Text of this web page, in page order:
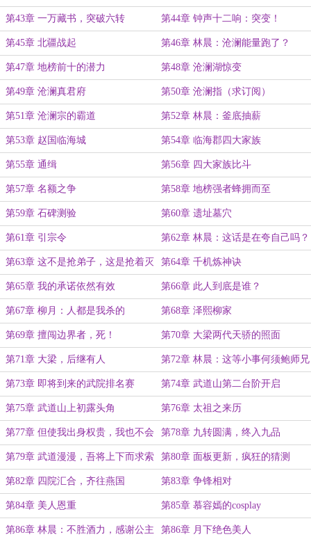
（第二更）
第43章 一万藏书，突破六转 第44章 钟声十二响：突变！
第45章 北疆战起 第46章 林晨：沧澜能量跑了？
第47章 地榜前十的潜力 第48章 沧澜湖惊变
第49章 沧澜真君府 第50章 沧澜指（求订阅）
第51章 沧澜宗的霸道 第52章 林晨：釜底抽薪
第53章 赵国临海城 第54章 临海郡四大家族
第55章 通缉 第56章 四大家族比斗
第57章 名额之争 第58章 地榜强者蜂拥而至
第59章 石碑测验 第60章 遗址墓穴
第61章 引宗令 第62章 林晨：这话是在夸自己吗？
第63章 这不是抢弟子，这是抢着灭
宗
第64章 千机炼神诀
第65章 我的承诺依然有效 第66章 此人到底是谁？
第67章 柳月：人都是我杀的 第68章 泽熙柳家
第69章 擅闯边界者，死！ 第70章 大梁两代天骄的照面
第71章 大梁，后继有人 第72章 林晨：这等小事何须鲍师兄
出手
第73章 即将到来的武院排名赛 第74章 武道山第二台阶开启
第75章 武道山上初露头角 第76章 太祖之来历
第77章 但使我出身权贵，我也不会
吃这份苦
第78章 九转圆满，终入九品
第79章 武道漫漫，吾将上下而求索 第80章 面板更新，疯狂的猜测
第82章 四院汇合，齐往燕国 第83章 争锋相对
第84章 美人恩重 第85章 慕容嫣的cosplay
第86章 林晨：不胜酒力，感谢公主 第86章 月下绝色美人